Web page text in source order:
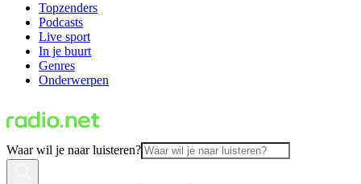
Topzenders
Podcasts
Live sport
In je buurt
Genres
Onderwerpen
Waar wil je naar luisteren?